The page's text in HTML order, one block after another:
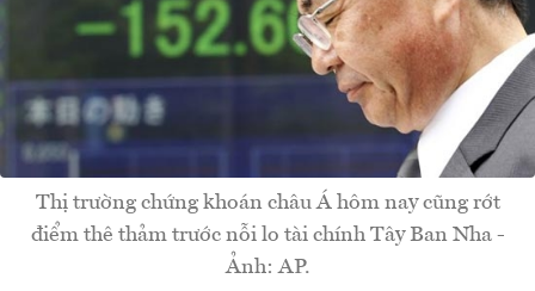
Thị trường chứng khoán châu Á hôm nay cũng rớt
điểm thê thảm trước nỗi lo tài chính Tây Ban Nha -
Ảnh: AP.